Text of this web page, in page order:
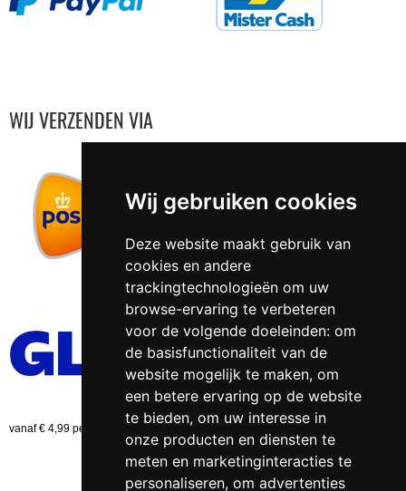
Wij gebruiken cookies
Deze website maakt gebruik van
cookies en andere
trackingtechnologieën om uw
browse-ervaring te verbeteren
voor de volgende doeleinden: om
de basisfunctionaliteit van de
website mogelijk te maken, om
een betere ervaring op de website
te bieden, om uw interesse in
onze producten en diensten te
meten en marketinginteracties te
personaliseren, om advertenties
WIJ VERZENDEN VIA
vanaf € 4,99 per bestelling (NL)